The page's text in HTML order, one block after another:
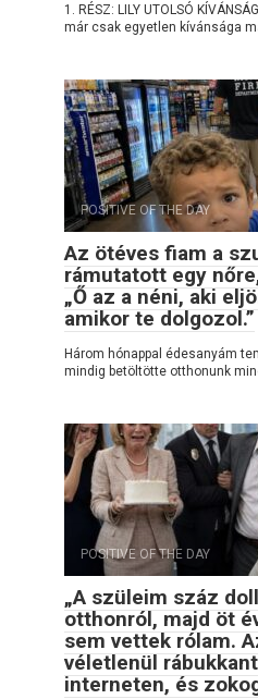
1. RÉSZ: LILY UTOLSÓ
már csak egyetlen kívánsága
POSITIVE OF THE DAY
Az ötéves fiam a
rámutatott egy
„Ő az a néni, aki
amikor te dolgozol.”
Három hónappal édesanyám
mindig betöltötte otthonunk
POSITIVE OF THE DAY
„A szüleim száz
otthonról, majd öt
sem vettek rólam.
véletlenül
interneten, és